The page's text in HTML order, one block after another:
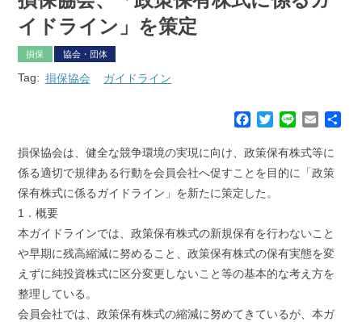
イドライン」を策定
損保 協会・団体
Tag: 損保協会 ガイドライン
c
e
o
k
T
i
t
n
e
E
a
i
損保協会は、健全な競争環境の実現に向け、政策保有株式等に
係る適切で規律ある行動を会員会社へ促すことを目的に「政策
保有株式に係るガイドライン」を新たに策定した。
1．概要
本ガイドラインでは、政策保有株式の新規保有を行わないこと
や早期に残高縮減に努めること、政策保有株式の保有実態を変
えずに純投資株式に区分変更しないこと等の基本的な考え方を
整理している。
会員会社では、政策保有株式の縮減に努めてきているが、本ガ